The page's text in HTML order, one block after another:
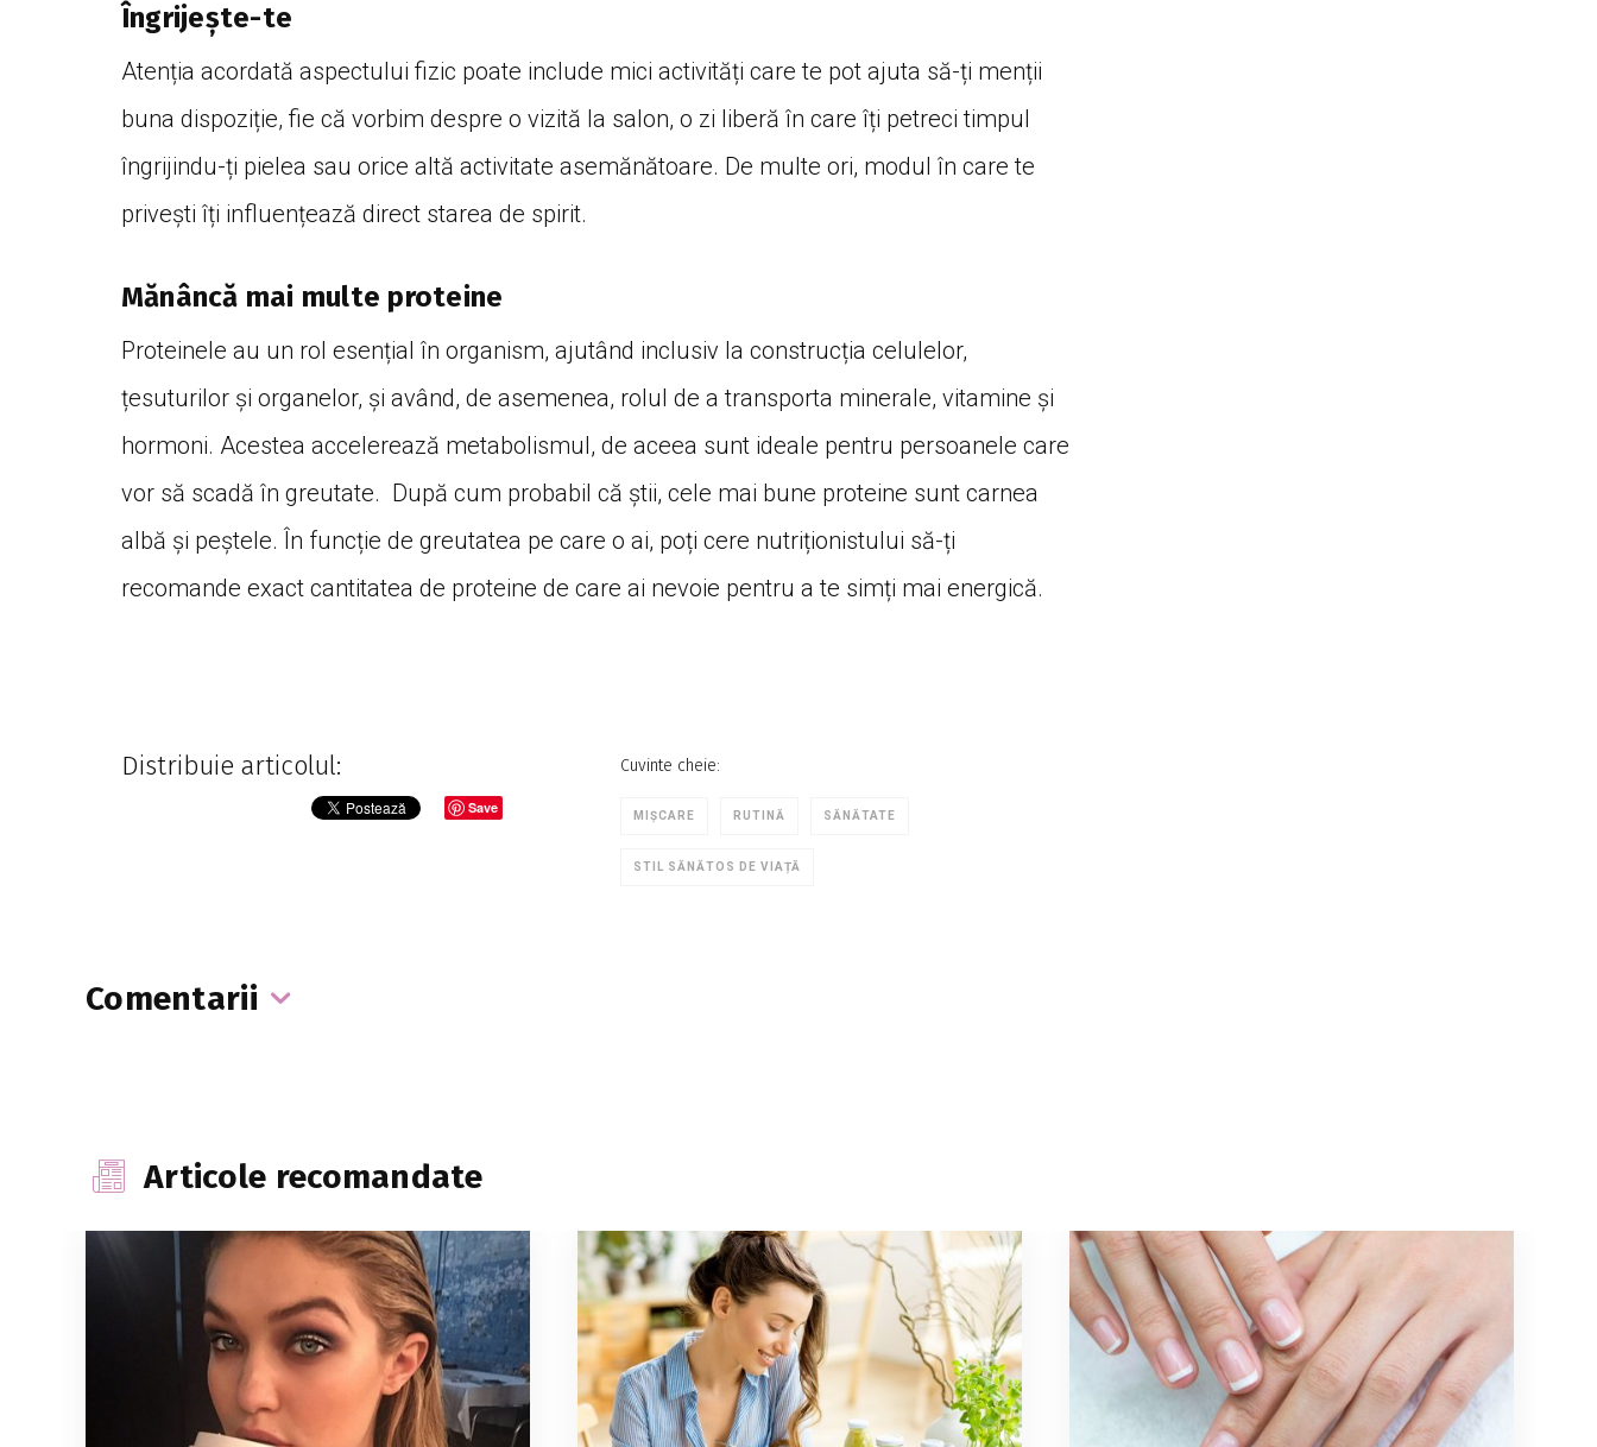
Îngrijește-te
Atenția acordată aspectului fizic poate include mici activități care te pot ajuta să-ți menții
buna dispoziție, fie că vorbim despre o vizită la salon, o zi liberă în care îți petreci timpul
îngrijindu-ți pielea sau orice altă activitate asemănătoare. De multe ori, modul în care te
privești îți influențează direct starea de spirit.
Mănâncă mai multe proteine
Proteinele au un rol esențial în organism, ajutând inclusiv la construcția celulelor,
țesuturilor și organelor, și având, de asemenea, rolul de a transporta minerale, vitamine și
hormoni. Acestea accelerează metabolismul, de aceea sunt ideale pentru persoanele care
vor să scadă în greutate. După cum probabil că știi, cele mai bune proteine sunt carnea
albă și peștele. În funcție de greutatea pe care o ai, poți cere nutriționistului să-ți
recomande exact cantitatea de proteine de care ai nevoie pentru a te simți mai energică.
Distribuie articolul:
Save
Cuvinte cheie:
MIŞCARE RUTINĂ SĂNĂTATE
STIL SĂNĂTOS DE VIAȚĂ
Comentarii
Articole recomandate